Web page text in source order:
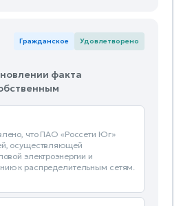
Гражданское Удовлетворено
факта
что ПАО «Россети Юг»
осуществляющей
электроэнергии и
к распределительным сетям.